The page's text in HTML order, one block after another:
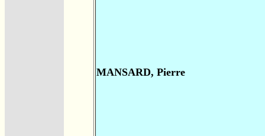
MANSARD, Pierre